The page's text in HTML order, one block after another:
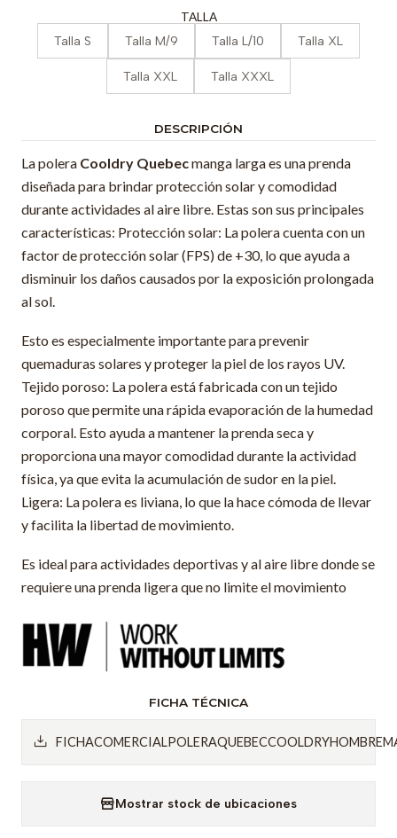
TALLA
Talla S Talla M/9 Talla L/10 Talla XL
Talla XXL Talla XXXL
DESCRIPCIÓN
La polera Cooldry Quebecmanga larga es una prenda
diseñada para brindar protección solar y comodidad
durante actividades al aire libre. Estas son sus principales
características: Protección solar: La polera cuenta con un
factor de protección solar (FPS) de +30, lo que ayuda a
disminuir los daños causados por la exposición prolongada
al sol.
Esto es especialmente importante para prevenir
quemaduras solares y proteger la piel de los rayos UV.
Tejido poroso: La polera está fabricada con un tejido
poroso que permite una rápida evaporación de la humedad
corporal. Esto ayuda a mantener la prenda seca y
proporciona una mayor comodidad durante la actividad
física, ya que evita la acumulación de sudor en la piel.
Ligera: La polera es liviana, lo que la hace cómoda de llevar
y facilita la libertad de movimiento.
Es ideal para actividades deportivas y al aire libre donde se
requiere una prenda ligera que no limite el movimiento
FICHA TÉCNICA
Mostrar stock de ubicaciones